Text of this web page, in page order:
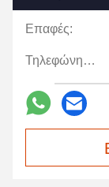
Επαφές:
Τηλεφώνημα: